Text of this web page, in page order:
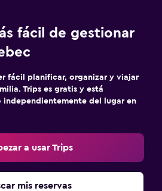
fácil de gestionar
fácil planificar, organizar y viajar
Trips es gratis y está
independientemente del lugar en
a usar Trips
mis reservas